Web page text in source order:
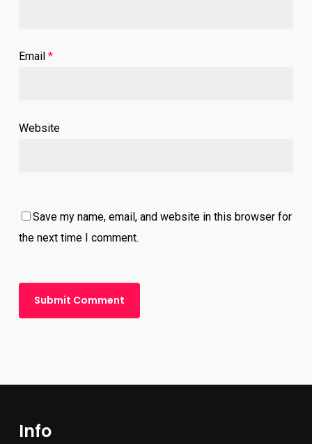
Email *
Website
Save my name, email, and website in this browser for
the next time I comment.
Info